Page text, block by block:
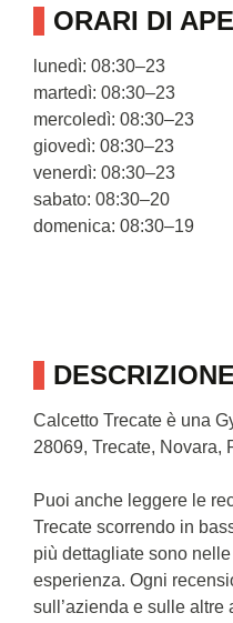
DESCRIZIONE
Calcetto Trecate è una
28069, Trecate, Novara,
Puoi anche leggere le
Trecate scorrendo in
più dettagliate sono
esperienza. Ogni
sull’azienda e sulle altre
ORARI DI
lunedì: 08:30–23
martedì: 08:30–23
mercoledì: 08:30–23
giovedì: 08:30–23
venerdì: 08:30–23
sabato: 08:30–20
domenica: 08:30–19